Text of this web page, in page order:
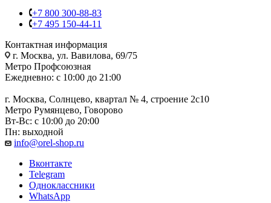
+7 800 300-88-83
+7 495 150-44-11
Контактная информация
г. Москва, ул. Вавилова, 69/75
Метро Профсоюзная
Ежедневно: с 10:00 до 21:00
г. Москва, Солнцево, квартал № 4, строение 2с10
Метро Румянцево, Говорово
Вт-Вс: с 10:00 до 20:00
Пн: выходной
info@orel-shop.ru
Вконтакте
Telegram
Одноклассники
WhatsApp